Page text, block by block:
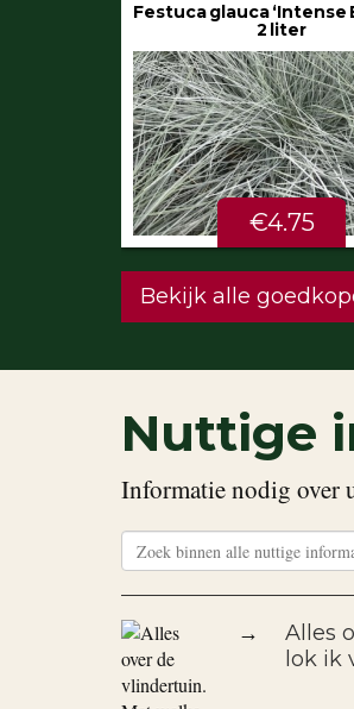
Geranium ‘Rozanne’
€5.99
Bekijk alle
Nuttige
Informatie nodig over
→
Alles
lok ik